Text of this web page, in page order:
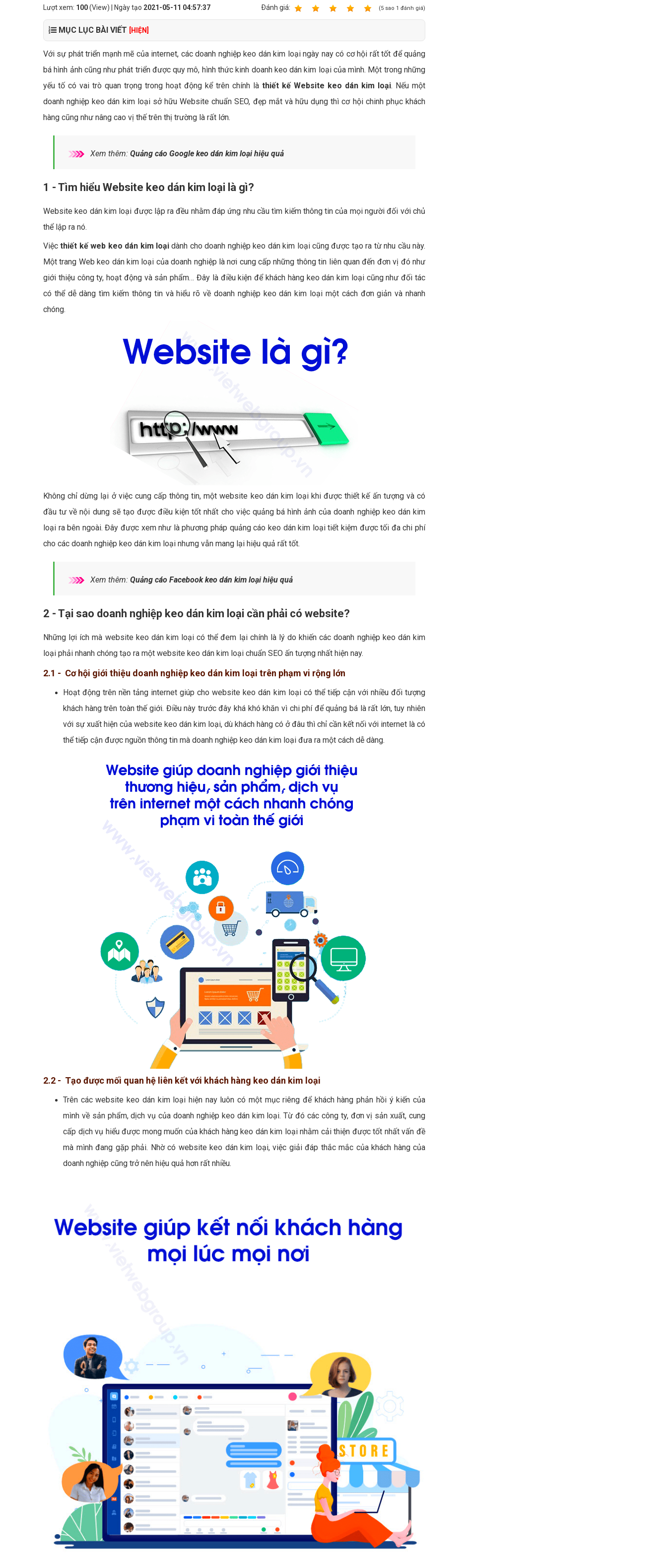
Bảng giá quảng cáo Facebook
Bảng giá quản trị Website
Bảng giá quản trị Fanpage Facebook
Bảng giá SEO Website
Lượt xem: 100(View) | Ngày tạo 2021-05-11 04:57:37 Ðánh giá: (5 sao 1 đánh giá)
MỤC LỤC BÀI VIẾT [HIỆN]
Với sự phát triển mạnh mẽ của internet, các doanh nghiệp keo dán kim loại ngày nay có cơ hội rất tốt để quảng
bá hình ảnh cũng như phát triển được quy mô, hình thức kinh doanh keo dán kim loại của mình. Một trong những
yếu tố có vai trò quan trọng trong hoạt động kể trên chính là thiết kế Website keo dán kim loại. Nếu một
doanh nghiệp keo dán kim loại sở hữu Website chuẩn SEO, đẹp mắt và hữu dụng thì cơ hội chinh phục khách
hàng cũng như nâng cao vị thế trên thị trường là rất lớn.
Xem thêm: Quảng cáo Google keo dán kim loại hiệu quả
1 - Tìm hiểu Website keo dán kim loại là gì?
Website keo dán kim loại được lập ra đều nhằm đáp ứng nhu cầu tìm kiếm thông tin của mọi người đối với chủ
thể lập ra nó.
Việcthiết kế web keo dán kim loại dành cho doanh nghiệp keo dán kim loại cũng được tạo ra từ nhu cầu này.
Một trang Web keo dán kim loại của doanh nghiệp là nơi cung cấp những thông tin liên quan đến đơn vị đó như
giới thiệu công ty, hoạt động và sản phẩm… Đây là điều kiện để khách hàng keo dán kim loại cũng như đối tác
có thể dễ dàng tìm kiếm thông tin và hiểu rõ về doanh nghiệp keo dán kim loại một cách đơn giản và nhanh
chóng.
Không chỉ dừng lại ở việc cung cấp thông tin, một website keo dán kim loại khi được thiết kế ấn tượng và có
đầu tư về nội dung sẽ tạo được điều kiện tốt nhất cho việc quảng bá hình ảnh của doanh nghiệp keo dán kim
loại ra bên ngoài. Đây được xem như là phương pháp quảng cáo keo dán kim loại tiết kiệm được tối đa chi phí
cho các doanh nghiệp keo dán kim loại nhưng vẫn mang lại hiệu quả rất tốt.
Xem thêm: Quảng cáo Facebook keo dán kim loại hiệu quả
2 - Tại sao doanh nghiệp keo dán kim loại cần phải có website?
Những lợi ích mà website keo dán kim loại có thể đem lại chính là lý do khiến các doanh nghiệp keo dán kim
loại phải nhanh chóng tạo ra một website keo dán kim loại chuẩn SEO ấn tượng nhất hiện nay.
2.1 - Cơ hội giới thiệu doanh nghiệp keo dán kim loại trên phạm vi rộng lớn
Hoạt động trên nền tảng internet giúp cho website keo dán kim loại có thể tiếp cận với nhiều đối tượng
khách hàng trên toàn thế giới. Điều này trước đây khá khó khăn vì chi phí để quảng bá là rất lớn, tuy nhiên
với sự xuất hiện của website keo dán kim loại, dù khách hàng có ở đâu thì chỉ cần kết nối với internet là có
thể tiếp cận được nguồn thông tin mà doanh nghiệp keo dán kim loại đưa ra một cách dễ dàng.
2.2 - Tạo được mối quan hệ liên kết với khách hàng keo dán kim loại
Trên các website keo dán kim loại hiện nay luôn có một mục riêng để khách hàng phản hồi ý kiến của
mình về sản phẩm, dịch vụ của doanh nghiệp keo dán kim loại. Từ đó các công ty, đơn vị sản xuất, cung
cấp dịch vụ hiểu được mong muốn của khách hàng keo dán kim loại nhằm cải thiện được tốt nhất vấn đề
mà mình đang gặp phải. Nhờ có website keo dán kim loại, việc giải đáp thắc mắc của khách hàng của
doanh nghiệp cũng trở nên hiệu quả hơn rất nhiều.